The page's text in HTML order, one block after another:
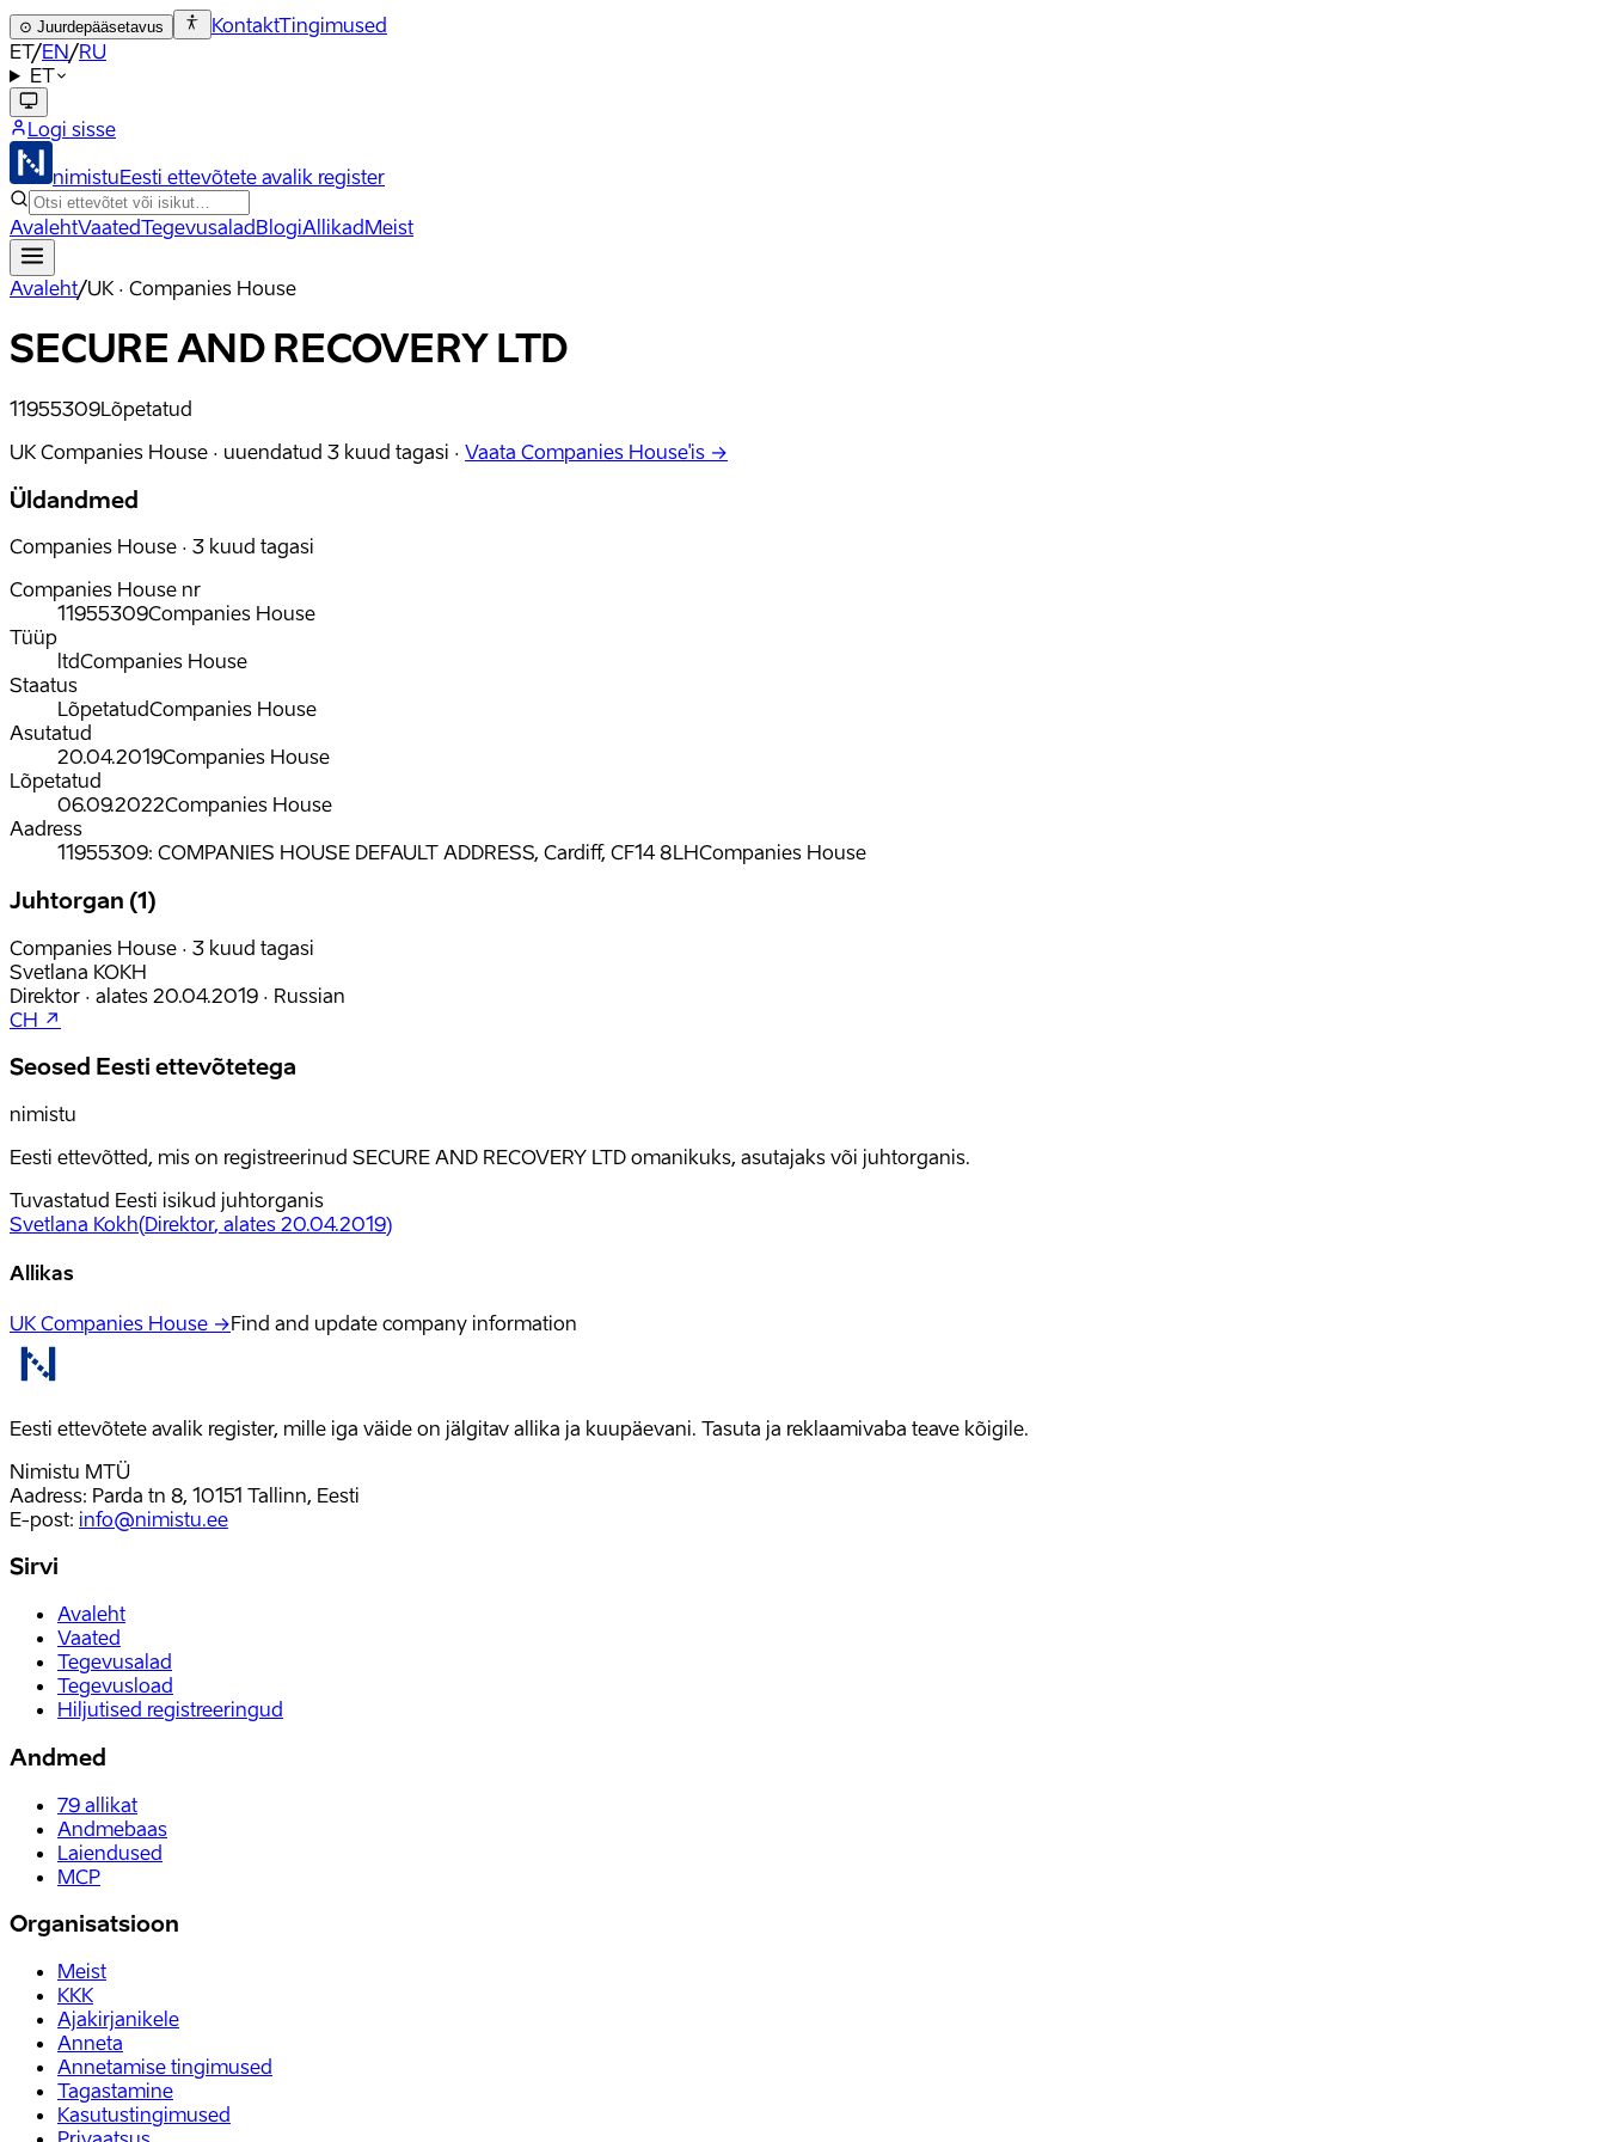
⊙ Juurdepääsetavus KontaktTingimused
ET/EN/RU
ET
Logi sisse
nimistuEesti ettevõtete avalik register
AvalehtVaatedTegevusaladBlogiAllikadMeist
Avaleht/UK · Companies House
SECURE AND RECOVERY LTD
11955309Lõpetatud
UK Companies House · uuendatud 3 kuud tagasi · Vaata Companies House'is →
Üldandmed
Companies House · 3 kuud tagasi
Companies House nr
11955309Companies House
Tüüp
ltdCompanies House
Staatus
LõpetatudCompanies House
Asutatud
20.04.2019Companies House
Lõpetatud
06.09.2022Companies House
Aadress
11955309: COMPANIES HOUSE DEFAULT ADDRESS, Cardiff, CF14 8LHCompanies House
Juhtorgan (1)
Companies House · 3 kuud tagasi
Svetlana KOKH
Direktor · alates 20.04.2019 · Russian
CH ↗
Seosed Eesti ettevõtetega
nimistu
Eesti ettevõtted, mis on registreerinud SECURE AND RECOVERY LTD omanikuks, asutajaks või juhtorganis.
Tuvastatud Eesti isikud juhtorganis
Svetlana Kokh(Direktor, alates 20.04.2019)
Allikas
UK Companies House →Find and update company information
Eesti ettevõtete avalik register, mille iga väide on jälgitav allika ja kuupäevani. Tasuta ja reklaamivaba teave kõigile.
Nimistu MTÜ
Aadress: Parda tn 8, 10151 Tallinn, Eesti
E-post: info@nimistu.ee
Sirvi
Avaleht
Vaated
Tegevusalad
Tegevusload
Hiljutised registreeringud
Andmed
79 allikat
Andmebaas
Laiendused
MCP
Organisatsioon
Meist
KKK
Ajakirjanikele
Anneta
Annetamise tingimused
Tagastamine
Kasutustingimused